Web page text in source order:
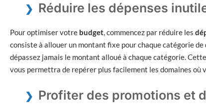
Réduire les dépenses
Pour optimiser votre budget, commencez par réduire les
consiste à allouer un montant fixe pour chaque catégorie
dépassez jamais le montant alloué à chaque catégorie.
vous permettra de repérer plus facilement les domaines où
Profiter des promotions et